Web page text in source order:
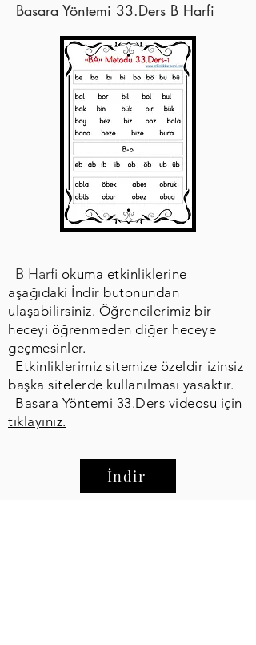
Basara Yöntemi 33.Ders B Harfi
B Harfi okuma etkinliklerine
aşağıdaki İndir butonundan
ulaşabilirsiniz. Öğrencilerimiz bir
heceyi öğrenmeden diğer heceye
geçmesinler.
Etkinliklerimiz sitemize özeldir izinsiz
başka sitelerde kullanılması yasaktır.
Basara Yöntemi 33.Ders videosu için
tıklayınız.
İndir